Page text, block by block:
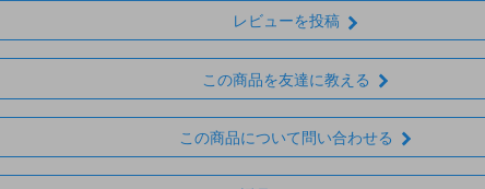
レビューを投稿
この商品を友達に教える
この商品について問い合わせる